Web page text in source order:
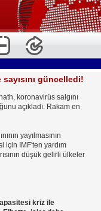
güncelledi!
koronavirüs salgını
açıkladı. Rakam en
yayılmasının
için IMF'ten yardım
düşük gelirli ülkeler
kriz ile